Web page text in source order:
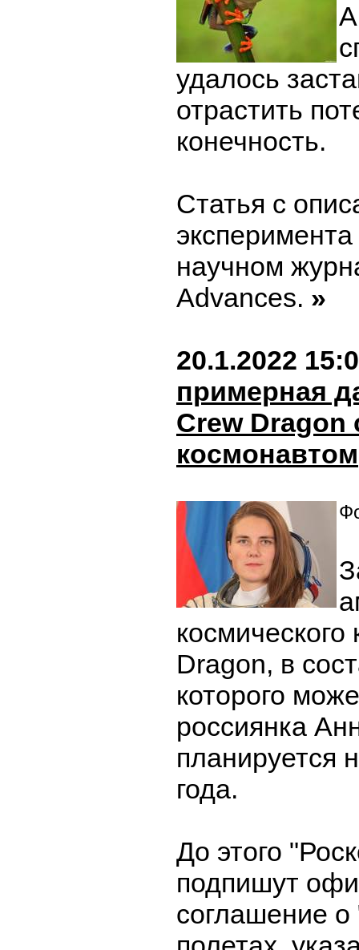
удалось
отрастить
конечность.
Статья с
научном
Advances. »
20.1.2022
примерная
Crew Dragon
космонавтом
Dragon, в
которого
россиянка
планируется
года.
До этого
подпишут
соглашение о